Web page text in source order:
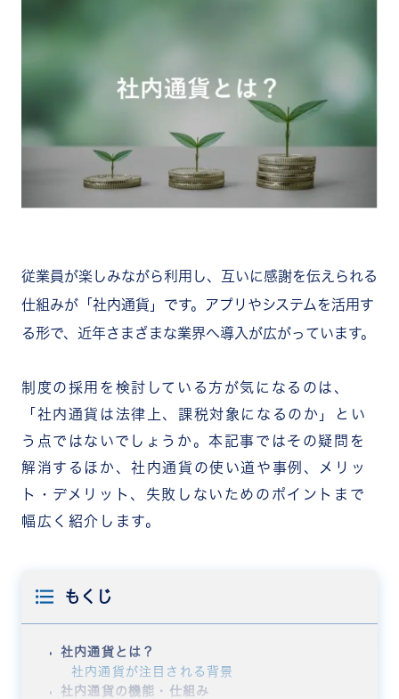
従業員が楽しみながら利用し、互いに感謝を伝えられる
仕組みが「社内通貨」です。アプリやシステムを活用す
る形で、近年さまざまな業界へ導入が広がっています。
制度の採用を検討している方が気になるのは、
「社内通貨は法律上、課税対象になるのか」とい
う点ではないでしょうか。本記事ではその疑問を
解消するほか、社内通貨の使い道や事例、メリッ
ト・デメリット、失敗しないためのポイントまで
幅広く紹介します。
もくじ
社内通貨とは？
社内通貨が注目される背景
社内通貨の機能・仕組み